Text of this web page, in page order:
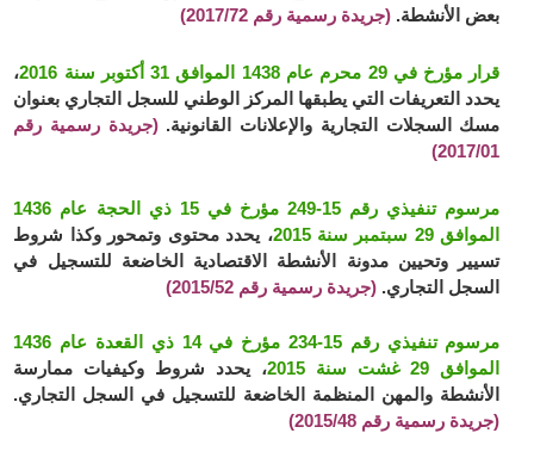
بعض الأنشطة. (جريدة رسمية رقم 2017/72)
قرار مؤرخ في 29 محرم عام 1438 الموافق 31 أكتوبر سنة 2016
،
يحدد التعريفات التي يطبقها المركز الوطني للسجل التجاري بعنوان
مسك السجلات التجارية والإعلانات القانونية.(جريدة رسمية رقم
2017/01)
مرسوم تنفيذي رقم 15-249 مؤرخ في 15 ذي الحجة عام 1436
الموافق 29 سبتمبر سنة 2015
، يحدد محتوى وتمحور وكذا شروط
تسيير وتحيين مدونة الأنشطة الاقتصادية الخاضعة للتسجيل في
السجل التجاري. (جريدة رسمية رقم 2015/52)
مرسوم تنفيذي رقم 15-234 مؤرخ في 14 ذي القعدة عام 1436
الموافق 29 غشت سنة 2015
، يحدد شروط وكيفيات ممارسة
الأنشطة والمهن المنظمة الخاضعة للتسجيل في السجل التجاري.
(جريدة رسمية رقم 2015/48)